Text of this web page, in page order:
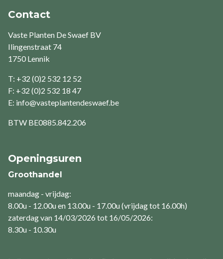
Contact
Vaste Planten De Swaef BV
Ilingenstraat 74
1750 Lennik
T: +32 (0)2 532 12 52
F: +32 (0)2 532 18 47
E: info@vasteplantendeswaef.be
BTW BE0885.842.206
Openingsuren
Groothandel
maandag - vrijdag:
8.00u - 12.00u en 13.00u - 17.00u (vrijdag tot 16.00h)
zaterdag van 14/03/2026 tot 16/05/2026:
8.30u - 10.30u